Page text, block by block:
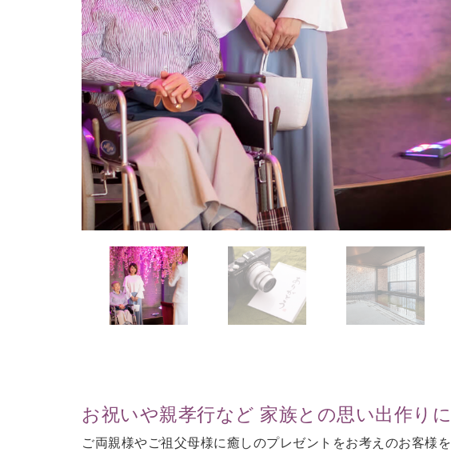
お祝いや親孝行など 家族との思い出作りに
ご両親様やご祖父母様に癒しのプレゼントをお考えのお客様を